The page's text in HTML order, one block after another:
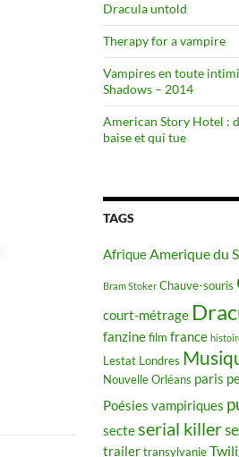
Dracula untold
Therapy for a vampire
Vampires en toute
Shadows – 2014
American Story Hotel :
baise et qui tue
TAGS
AfriqueAmerique du
Bram Stoker Chauve-souris
court-métrage
fanzinefilm france
Lestat Londres
Nouvelle Orléans paris
Poésies vampiriques
secteserial killer
trailertransylvanie